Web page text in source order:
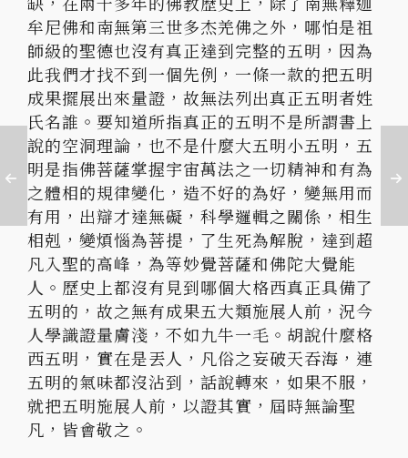
牟尼佛和南無第三世多杰羌佛之外，哪怕是祖
師級的聖德也沒有真正達到完整的五明，因為
此我們才找不到一個先例，一條一款的把五明
成果擺展出來量證，故無法列出真正五明者姓
氏名誰。要知道所指真正的五明不是所謂書上
說的空洞理論，也不是什麼大五明小五明，五
明是指佛菩薩掌握宇宙萬法之一切精神和有為
之體相的規律變化，造不好的為好，變無用而
有用，出辯才達無礙，科學邏輯之關係，相生
相剋，變煩惱為菩提，了生死為解脫，達到超
凡入聖的高峰，為等妙覺菩薩和佛陀大覺能
人。歷史上都沒有見到哪個大格西真正具備了
五明的，故之無有成果五大類施展人前，況今
人學識證量膚淺，不如九牛一毛。胡說什麼格
西五明，實在是丟人，凡俗之妄破天吞海，連
五明的氣味都沒沾到，話說轉來，如果不服，
就把五明施展人前，以證其實，屆時無論聖
凡，皆會敬之。